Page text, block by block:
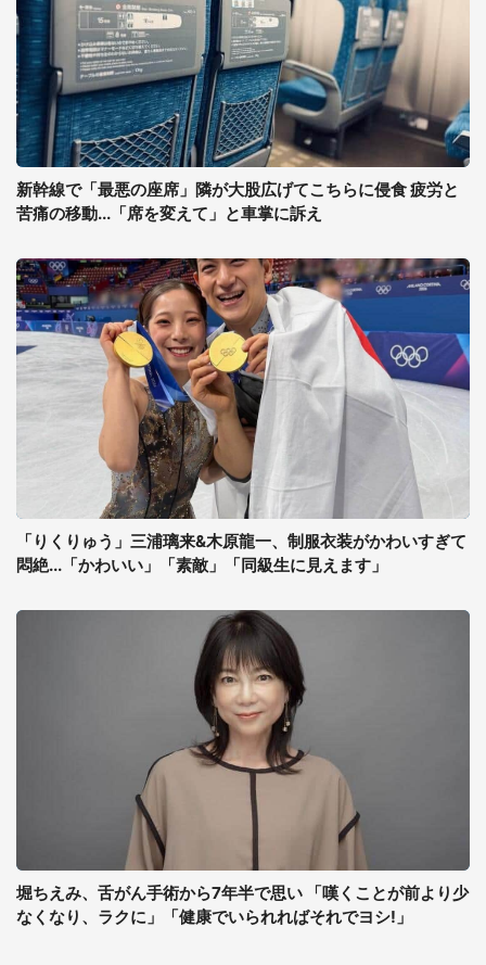
新幹線で「最悪の座席」隣が大股広げてこちらに侵食 疲労と
苦痛の移動...「席を変えて」と車掌に訴え
「りくりゅう」三浦璃来&木原龍一、制服衣装がかわいすぎて
悶絶...「かわいい」「素敵」「同級生に見えます」
堀ちえみ、舌がん手術から7年半で思い 「嘆くことが前より少
なくなり、ラクに」「健康でいられればそれでヨシ!」